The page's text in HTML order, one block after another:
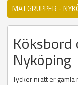
MATGRUPPER -
Nyköping
Tycker ni att er